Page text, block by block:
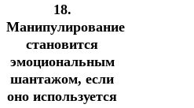
18.
Манипулирование
становится
эмоциональным
шантажом, если
оно используется